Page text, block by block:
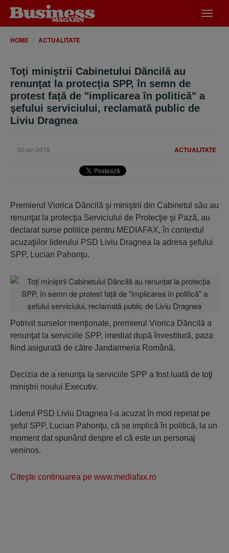
meniu
HOME ACTUALITATE
Toţi miniştrii Cabinetului Dăncilă au
renunţat la protecţia SPP, în semn de
protest faţă de "implicarea în politică" a
şefului serviciului, reclamată public de
Liviu Dragnea
ACTUALITATE
30 ian 2018
Premierul Viorica Dăncilă şi miniştrii din Cabinetul său au
renunţat la protecţia Serviciului de Protecţie şi Pază, au
declarat surse politice pentru MEDIAFAX, în contextul
acuzaţiilor liderului PSD Liviu Dragnea la adresa şefului
SPP, Lucian Pahonţu.
Potrivit surselor menţionate, premierul Viorica Dăncilă a
renunţat la serviciile SPP, imediat după învestitură, paza
fiind asigurată de către Jandarmeria Română.
Decizia de a renunţa la serviciile SPP a fost luată de toţi
miniştrii noului Executiv.
Liderul PSD Liviu Dragnea l-a acuzat în mod repetat pe
şeful SPP, Lucian Pahonţu, că se implică în politică, la un
moment dat spunând despre el că este un personaj
veninos.
Citeşte continuarea pe www.mediafax.ro